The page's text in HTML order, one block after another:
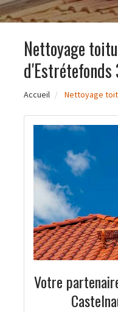
Nettoyage
d'Estrétefonds
Accueil Nettoyage
Votre